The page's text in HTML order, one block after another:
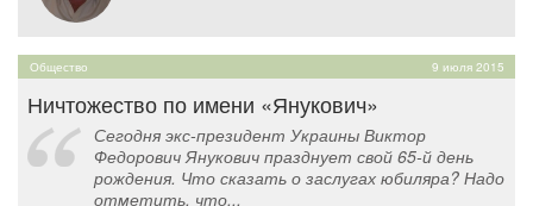
Общество 9 июля 2015
Ничтожество по имени «Янукович»
Сегодня экс-президент Украины Виктор
Федорович Янукович празднует свой 65-й день
рождения. Что сказать о заслугах юбиляра? Надо
отметить, что...